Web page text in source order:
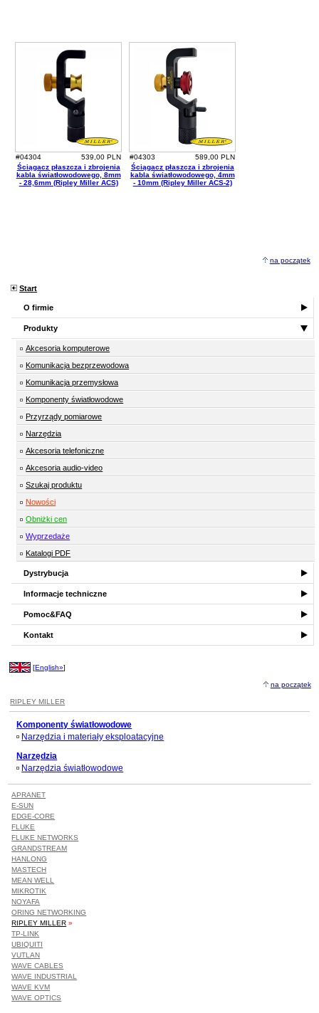
#04304
539,00 PLN
Ściągacz płaszcza i zbrojenia
kabla światłowodowego, 8mm
- 28,6mm (Ripley Miller ACS)
#04303
589,00 PLN
Ściągacz płaszcza i zbrojenia
kabla światłowodowego, 4mm
- 10mm (Ripley Miller ACS-2)
na początek
Start
O firmie
Produkty
Akcesoria komputerowe
Komunikacja bezprzewodowa
Komunikacja przemysłowa
Komponenty światłowodowe
Przyrządy pomiarowe
Narzędzia
Akcesoria telefoniczne
Akcesoria audio-video
Szukaj produktu
Nowości
Obniżki cen
Wyprzedaże
Katalogi PDF
Dystrybucja
Informacje techniczne
Pomoc&FAQ
Kontakt
[English»]
na początek
RIPLEY MILLER
Komponenty światłowodowe
Narzędzia i materiały eksploatacyjne
Narzędzia
Narzędzia światłowodowe
APRANET
E-SUN
EDGE-CORE
FLUKE
FLUKE NETWORKS
GRANDSTREAM
HANLONG
MASTECH
MEAN WELL
MIKROTIK
NOYAFA
ORING NETWORKING
RIPLEY MILLER »
TP-LINK
UBIQUITI
VUTLAN
WAVE CABLES
WAVE INDUSTRIAL
WAVE KVM
WAVE OPTICS